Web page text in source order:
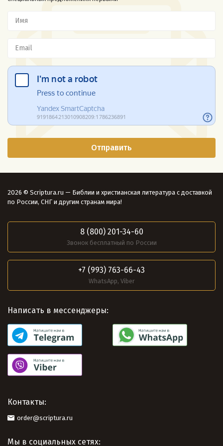
2026 © Scriptura.ru — Библии и христианская литература с доставкой
по России, СНГ и другим странам мира!
8 (800) 201-34-60
Звонок бесплатный по России
+7 (993) 763-66-43
WhatsApp, Viber
Написать в мессенджеры:
Контакты:
order@scriptura.ru
Мы в социальных сетях: